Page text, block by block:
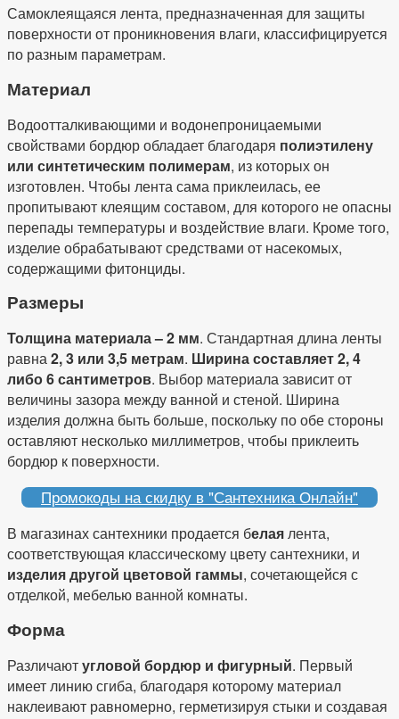
Самоклеящаяся лента, предназначенная для защиты
поверхности от проникновения влаги, классифицируется
по разным параметрам.
Материал
Водоотталкивающими и водонепроницаемыми
свойствами бордюр обладает благодаря полиэтилену
или синтетическим полимерам, из которых он
изготовлен. Чтобы лента сама приклеилась, ее
пропитывают клеящим составом, для которого не опасны
перепады температуры и воздействие влаги. Кроме того,
изделие обрабатывают средствами от насекомых,
содержащими фитонциды.
Размеры
Толщина материала – 2 мм. Стандартная длина ленты
равна2, 3 или 3,5 метрам. Ширина составляет 2, 4
либо 6 сантиметров. Выбор материала зависит от
величины зазора между ванной и стеной. Ширина
изделия должна быть больше, поскольку по обе стороны
оставляют несколько миллиметров, чтобы приклеить
бордюр к поверхности.
Промокоды на скидку в "Сантехника Онлайн"
В магазинах сантехники продается белаялента,
соответствующая классическому цвету сантехники, и
изделия другой цветовой гаммы, сочетающейся с
отделкой, мебелью ванной комнаты.
Форма
Различаютугловой бордюр и фигурный. Первый
имеет линию сгиба, благодаря которому материал
наклеивают равномерно, герметизируя стыки и создавая